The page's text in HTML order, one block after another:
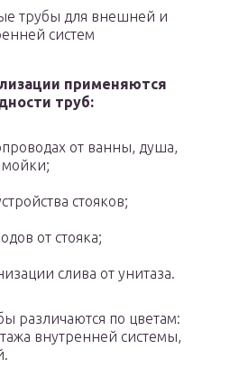
трубы для внешней и
систем
применяются
труб:
от ванны, душа,
стояков;
от стояка;
слива от унитаза.
различаются по цветам:
внутренней системы,